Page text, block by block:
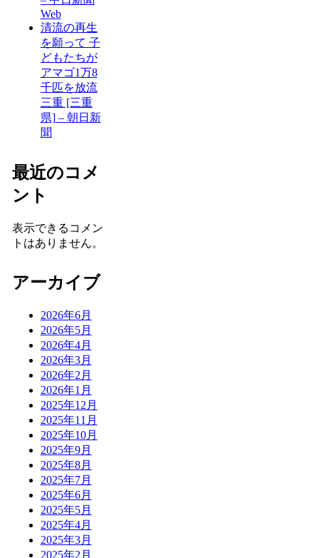
Web
清流の再生
を願って 子
どもたちが
アマゴ1万8
千匹を放流
三重 [三重
県] – 朝日新
聞
最近のコメ
ント
表示できるコメン
トはありません。
アーカイブ
2026年6月
2026年5月
2026年4月
2026年3月
2026年2月
2026年1月
2025年12月
2025年11月
2025年10月
2025年9月
2025年8月
2025年7月
2025年6月
2025年5月
2025年4月
2025年3月
2025年2月